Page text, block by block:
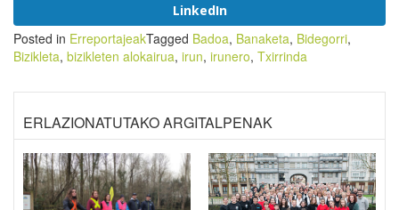
LinkedIn
Posted in ErreportajeakTagged Badoa, Banaketa, Bidegorri,
Bizikleta, bizikleten alokairua, irun, irunero, Txirrinda
ERLAZIONATUTAKO ARGITALPENAK